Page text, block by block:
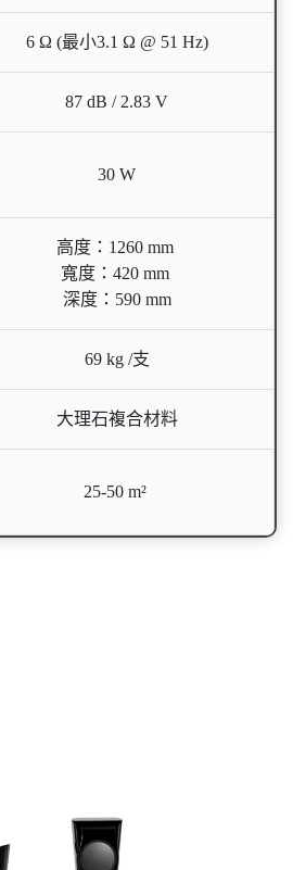
6 Ω (最小3.1 Ω @ 51 Hz)
87 dB / 2.83 V
30 W
高度：1260 mm
寬度：420 mm
深度：590 mm
69 kg /支
大理石複合材料
25-50 m²